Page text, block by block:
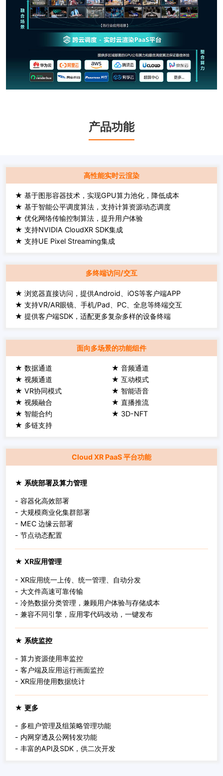
产品功能
高性能实时云渲染
★ 基于图形容器技术，实现GPU算力池化，降低成本
★ 基于智能公平调度算法，支持计算资源动态调度
★ 优化网络传输控制算法，提升用户体验
★ 支持NVIDIA CloudXR SDK集成
★ 支持UE Pixel Streaming集成
多终端访问/交互
★ 浏览器直接访问，提供Android、iOS等客户端APP
★ 支持VR/AR眼镜、手机/Pad、PC、全息等终端交互
★ 提供客户端SDK，适配更多复杂多样的设备终端
面向多场景的功能组件
★ 数据通道
★ 音频通道
★ 视频通道
★ 互动模式
★ VR协同模式
★ 智能语音
★ 视频融合
★ 直播推流
★ 智能合约
★ 3D-NFT
★ 多链支持
Cloud XR PaaS 平台功能
★ 系统部署及算力管理
- 容器化高效部署
- 大规模商业化集群部署
- MEC 边缘云部署
- 节点动态配置
★ XR应用管理
- XR应用统一上传、统一管理、自动分发
- 大文件高速可靠传输
- 冷热数据分类管理，兼顾用户体验与存储成本
- 兼容不同引擎，应用零代码改动，一键发布
★ 系统监控
- 算力资源使用率监控
- 客户端及应用运行画面监控
- XR应用使用数据统计
★ 更多
- 多租户管理及组策略管理功能
- 内网穿透及公网转发功能
- 丰富的API及SDK，供二次开发